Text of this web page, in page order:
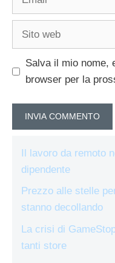
Sito
Salva il mio nome,
browser per la
Il lavoro da remoto
dipendente
Prezzo alle stelle
stanno decollando
La crisi di
tanti store